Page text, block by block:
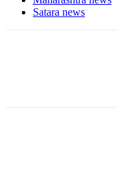
Satara news